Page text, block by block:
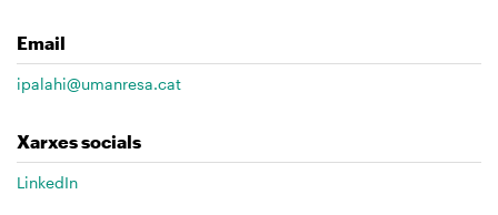
Email
ipalahi@umanresa.cat
Xarxes socials
LinkedIn